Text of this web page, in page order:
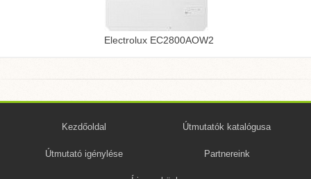
Electrolux EC2800AOW2
Kezdőoldal Útmutatók katalógusa
Útmutató igénylése Partnereink